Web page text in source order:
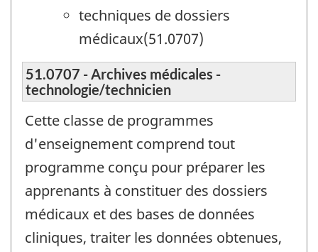
techniques de dossiers
médicaux(51.0707)
51.0707 - Archives médicales -
technologie/technicien
Cette classe de programmes
d'enseignement comprend tout
programme conçu pour préparer les
apprenants à constituer des dossiers
médicaux et des bases de données
cliniques, traiter les données obtenues,